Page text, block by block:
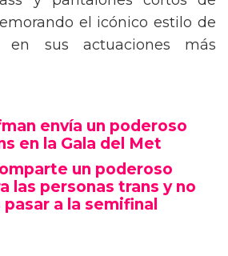
el icónico estilo de
en sus actuaciones más
envía un poderoso
en la Gala del Met
un poderoso
las personas trans y no
a la semifinal